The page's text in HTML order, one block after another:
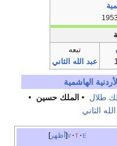
تبعه
عبد الله الثاني
الهاشمية
طلال • الملك حسين •
الثاني
أظهر v t e